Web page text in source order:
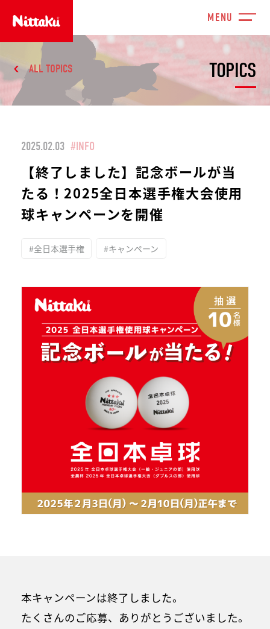
TOPICS
ALL TOPICS
2025.02.03 #INFO
【終了しました】記念ボールが当
たる！2025全日本選手権大会使用
球キャンペーンを開催
#全日本選手権 #キャンペーン
本キャンペーンは終了しました。
たくさんのご応募、ありがとうございました。